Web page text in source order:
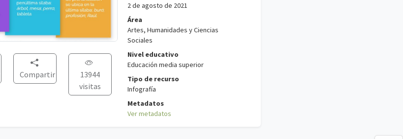
Compartir
13944
visitas
2 de agosto de 2021
Área
Artes, Humanidades y Ciencias
Sociales
Nivel educativo
Educación media superior
Tipo de recurso
Infografía
Metadatos
Ver metadatos